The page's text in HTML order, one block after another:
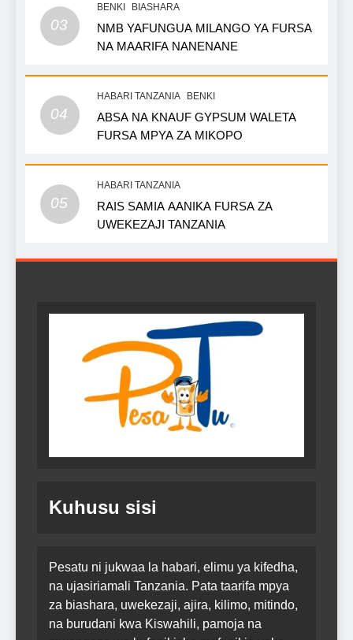
03
BENKI BIASHARA
NMB YAFUNGUA MILANGO YA FURSA
NA MAARIFA NANENANE
04
HABARI TANZANIA BENKI
ABSA NA KNAUF GYPSUM WALETA
FURSA MPYA ZA MIKOPO
05
HABARI TANZANIA
RAIS SAMIA AANIKA FURSA ZA
UWEKEZAJI TANZANIA
Kuhusu sisi
Pesatu ni jukwaa la habari, elimu ya kifedha,
na ujasiriamali Tanzania. Pata taarifa mpya
za biashara, uwekezaji, ajira, kilimo, mitindo,
na burudani kwa Kiswahili, pamoja na